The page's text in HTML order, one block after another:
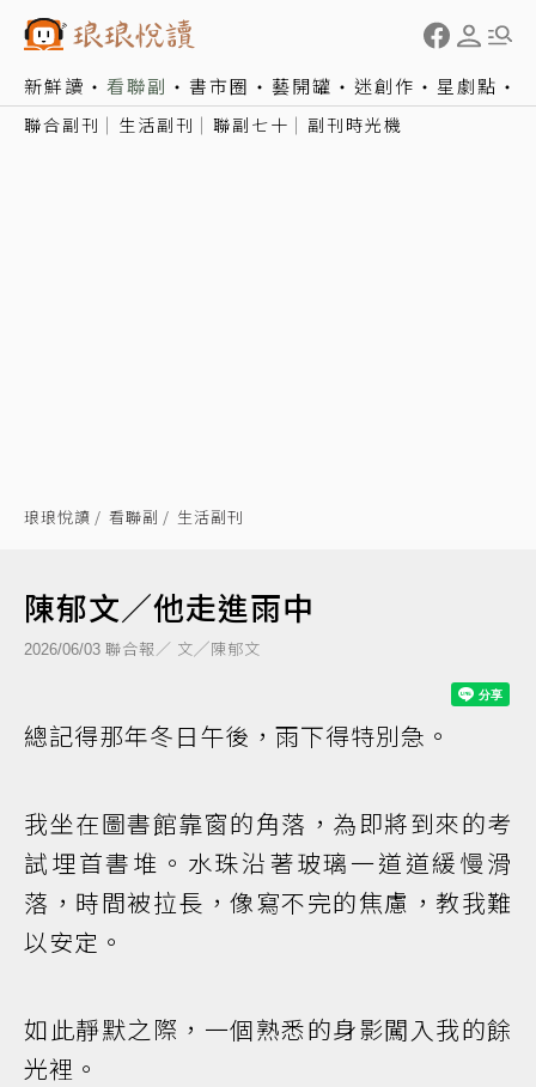
新鮮讀 看聯副 書市圈 藝開罐 迷創作 星劇點
聯合副刊 生活副刊 聯副七十 副刊時光機
琅琅悅讀 看聯副 生活副刊
陳郁文／他走進雨中
2026/06/03 聯合報／ 文╱陳郁文
總記得那年冬日午後，雨下得特別急。
我坐在圖書館靠窗的角落，為即將到來的考
試埋首書堆。水珠沿著玻璃一道道緩慢滑
落，時間被拉長，像寫不完的焦慮，教我難
以安定。
如此靜默之際，一個熟悉的身影闖入我的餘
光裡。